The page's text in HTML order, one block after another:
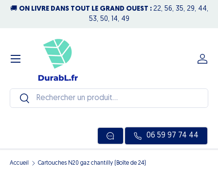
🚚 ON LIVRE DANS TOUT LE GRAND OUEST : 22, 56, 35, 29, 44,
53, 50, 14, 49
Recherche
Rechercher
06 59 97 74 44
Se
Menu
Accueil Cartouches N20 gaz chantilly (Boîte de 24)